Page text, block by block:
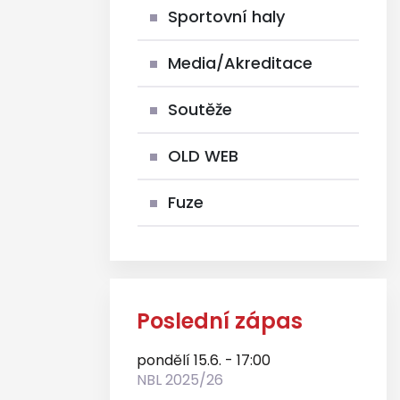
Sportovní haly
Media/Akreditace
Soutěže
OLD WEB
Fuze
Poslední zápas
pondělí 15.6. - 17:00
NBL 2025/26